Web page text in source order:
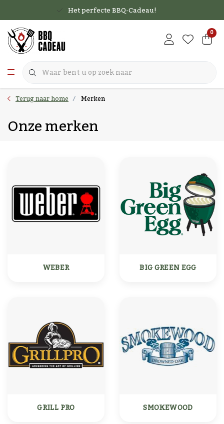
Het perfecte BBQ-Cadeau!
0
Terug naar home Merken
Onze merken
WEBER BIG GREEN EGG
GRILL PRO SMOKEWOOD